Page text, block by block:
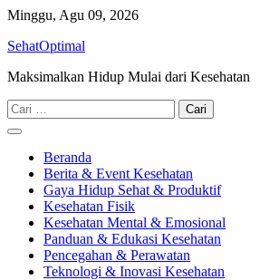
Skip
content
Minggu, Agu 09, 2026
SehatOptimal
Maksimalkan Hidup Mulai dari Kesehatan
Cari
untuk:
Beranda
Berita & Event Kesehatan
Gaya Hidup Sehat & Produktif
Kesehatan Fisik
Kesehatan Mental & Emosional
Panduan & Edukasi Kesehatan
Pencegahan & Perawatan
Teknologi & Inovasi Kesehatan